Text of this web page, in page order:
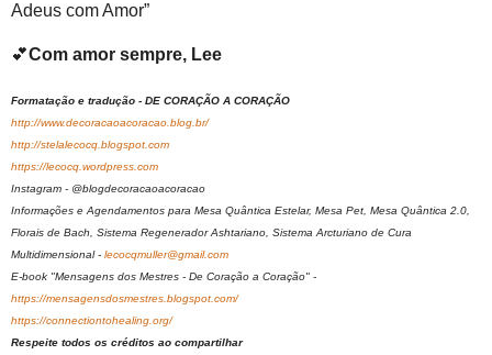
Adeus com Amor”
💕Com amor sempre, Lee
Formatação e tradução - DE CORAÇÃO A CORAÇÃO
http://www.decoracaoacoracao.blog.br/
http://stelalecocq.blogspot.com
https://lecocq.wordpress.com
Instagram - @blogdecoracaoacoracao
Informações e Agendamentos para Mesa Quântica Estelar, Mesa Pet, Mesa Quântica 2.0,
Florais de Bach, Sistema Regenerador Ashtariano, Sistema Arcturiano de Cura
Multidimensional - lecocqmuller@gmail.com
E-book "Mensagens dos Mestres - De Coração a Coração" -
https://mensagensdosmestres.blogspot.com/
https://connectiontohealing.org/
Respeite todos os créditos ao compartilhar